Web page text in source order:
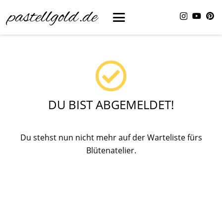
pastellgold.de
DU BIST ABGEMELDET!
Du stehst nun nicht mehr auf der Warteliste fürs
Blütenatelier.